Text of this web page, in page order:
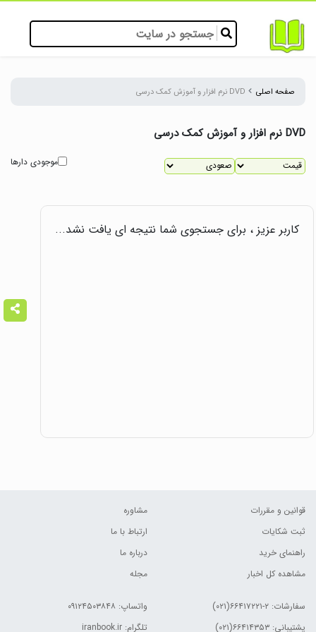
صفحه اصلی DVD نرم افزار و آموزش کمک درسی
DVD نرم افزار و آموزش کمک درسی
موجودی دارها
کاربر عزیز ، برای جستجوی شما نتیجه ای یافت نشد...
قوانین و مقررات
ثبت شکایات
راهنمای خرید
مشاهده کل اخبار
مشاوره
ارتباط با ما
درباره ما
مجله
سفارشات: ۲-۶۶۴۱۷۲۲۱(۰۲۱)
پشتیبانی: ۶۶۴۱۴۳۵۳(۰۲۱)
واتساپ: ۰۹۱۲۴۵۰۳۸۴۸
تلگرام: iranbook.ir